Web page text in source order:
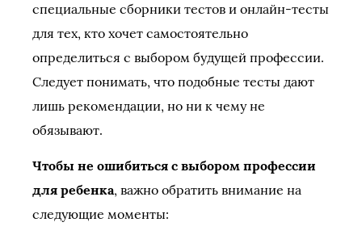
специальные сборники тестов и онлайн-тесты
для тех, кто хочет самостоятельно
определиться с выбором будущей профессии.
Следует понимать, что подобные тесты дают
лишь рекомендации, но ни к чему не
обязывают.
Чтобы не ошибиться с выбором профессии
для ребенка, важно обратить внимание на
следующие моменты: